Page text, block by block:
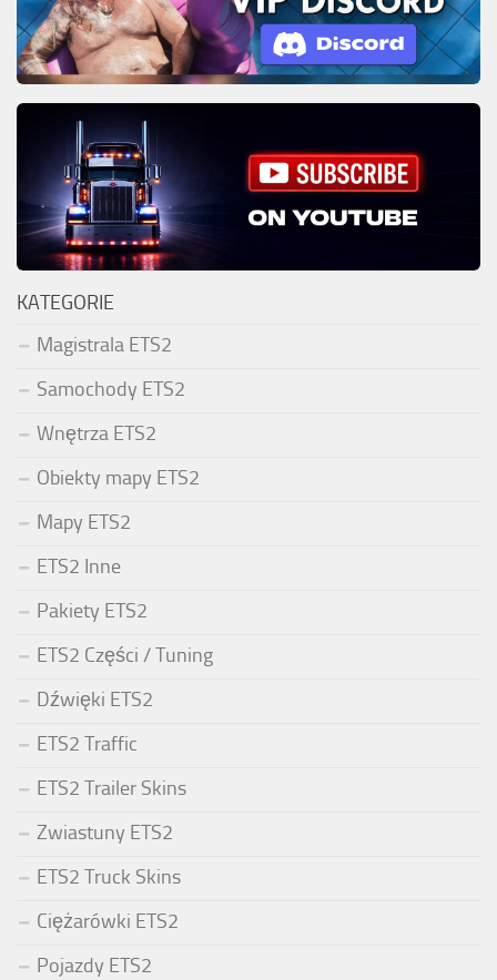
KATEGORIE
Magistrala ETS2
Samochody ETS2
Wnętrza ETS2
Obiekty mapy ETS2
Mapy ETS2
ETS2 Inne
Pakiety ETS2
ETS2 Części / Tuning
Dźwięki ETS2
ETS2 Traffic
ETS2 Trailer Skins
Zwiastuny ETS2
ETS2 Truck Skins
Ciężarówki ETS2
Pojazdy ETS2